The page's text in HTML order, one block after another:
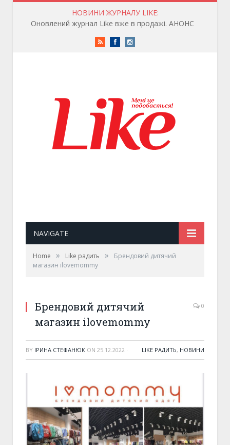
НОВИНИ ЖУРНАЛУ LIKE:
Оновлений журнал Like вже в продажі. АНОНС
RSS FacebookInstagram
NAVIGATE
Home » Like радить »
Брендовий дитячий
магазин ilovemommy
Брендовий дитячий
магазин ilovemommy
0
BY ІРИНА СТЕФАНЮК ON 25.12.2022 · LIKE РАДИТЬ, НОВИНИ